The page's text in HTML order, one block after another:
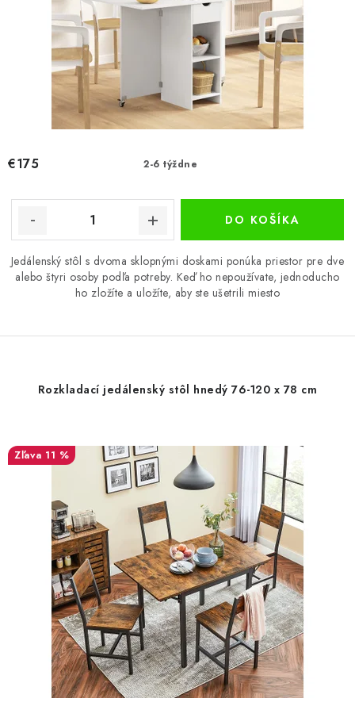
2-6 týždne
€175
DO KOŠÍKA
Jedálenský stôl s dvoma sklopnými doskami ponúka priestor pre dve
alebo štyri osoby podľa potreby. Keď ho nepoužívate, jednoducho
ho zložíte a uložíte, aby ste ušetrili miesto
Rozkladací jedálenský stôl hnedý 76-120 x 78 cm
11 %